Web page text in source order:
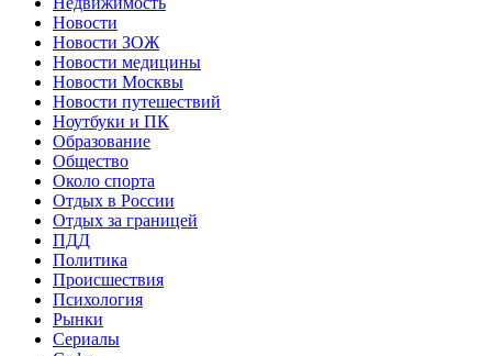
Новости
Новости ЗОЖ
Новости медицины
Новости Москвы
Новости путешествий
Ноутбуки и ПК
Образование
Общество
Около спорта
Отдых в России
Отдых за границей
ПДД
Политика
Происшествия
Психология
Рынки
Сериалы